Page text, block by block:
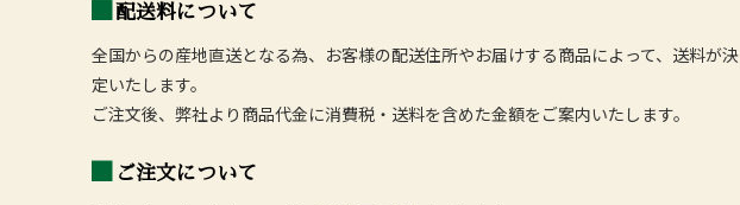
配送料について
全国からの産地直送となる為、お客様の配送住所やお届けする商品によって、送料が決
定いたします。
ご注文後、弊社より商品代金に消費税・送料を含めた金額をご案内いたします。
ご注文について